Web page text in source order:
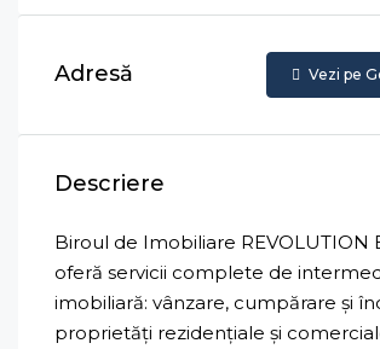
Adresă Vezi pe
Descriere
Biroul de Imobiliare REVOLUTION
oferă servicii complete de
imobiliară: vânzare, cumpărare și
proprietăți rezidențiale și